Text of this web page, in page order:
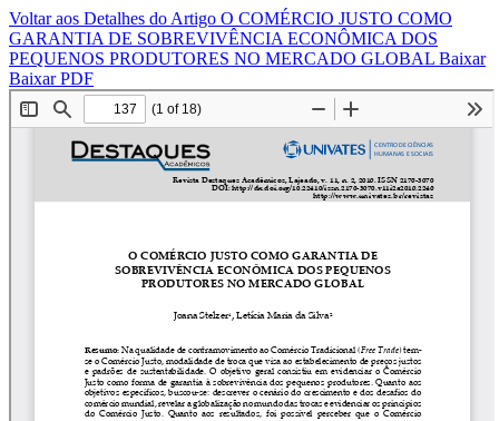
Voltar aos Detalhes do Artigo O COMÉRCIO JUSTO COMO
GARANTIA DE SOBREVIVÊNCIA ECONÔMICA DOS
PEQUENOS PRODUTORES NO MERCADO GLOBAL Baixar
Baixar PDF